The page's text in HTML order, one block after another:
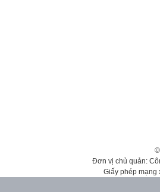
Đơn vị chủ quản:
Giấy phép mạng